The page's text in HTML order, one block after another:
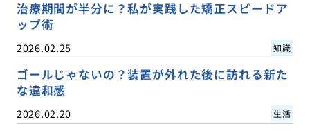
治療期間が半分に？私が実践した矯正スピードア
ップ術
2026.02.25 知識
ゴールじゃないの？装置が外れた後に訪れる新た
な違和感
2026.02.20 生活